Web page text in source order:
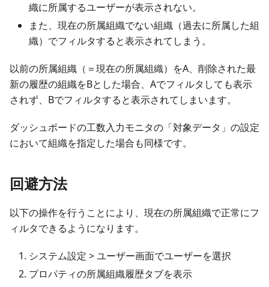
織に所属するユーザーが表示されない。
また、現在の所属組織でない組織（過去に所属した組
織）でフィルタすると表示されてしまう。
以前の所属組織（＝現在の所属組織）をA、削除された最
新の履歴の組織をBとした場合、Aでフィルタしても表示
されず、Bでフィルタすると表示されてしまいます。
ダッシュボードの工数入力モニタの「対象データ」の設定
において組織を指定した場合も同様です。
回避方法
以下の操作を行うことにより、現在の所属組織で正常にフ
ィルタできるようになります。
システム設定 > ユーザー画面でユーザーを選択
プロパティの所属組織履歴タブを表示